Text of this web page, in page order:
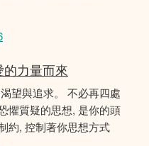
的力量而來
望與追求。 不必再四處
懼質疑的思想, 是你的頭
約, 控制著你思想方式